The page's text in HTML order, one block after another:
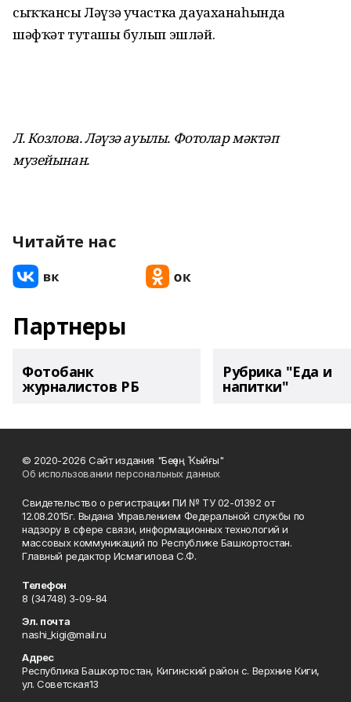
сыҡҡансы Ләүзә участка дауаханаһында
шәфҡәт туташы булып эшләй.
Л. Козлова. Ләүзә ауылы. Фотолар мәктәп
музейынан.
Читайте нас
Партнеры
Фотобанк
журналистов РБ
Рубрика "Еда и
напитки"
© 2020-2026 Сайт издания "Беҙҙең Ҡыйғы"
Об использовании персональных данных
Свидетельство о регистрации ПИ № ТУ 02-01392 от
12.08.2015г. Выдана Управлением Федеральной службы по
надзору в сфере связи, информационных технологий и
массовых коммуникаций по Республике Башкортостан.
Главный редактор Исмагилова С.Ф.
Телефон
8 (34748) 3-09-84
Эл. почта
nashi_kigi@mail.ru
Адрес
Республика Башкортостан, Кигинский район с. Верхние Киги,
ул. Советская13